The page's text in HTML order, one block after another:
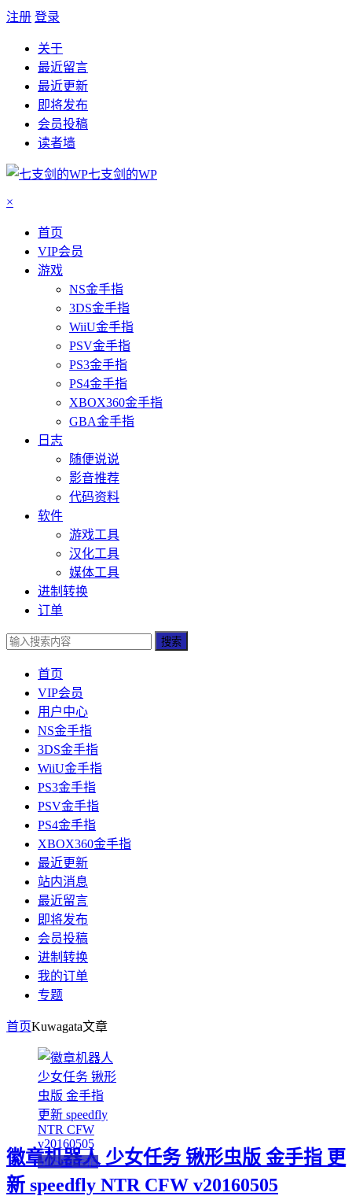
注册 登录
关于
最近留言
最近更新
即将发布
会员投稿
读者墙
七支剑的WP
×
首页
VIP会员
游戏
NS金手指
3DS金手指
WiiU金手指
PSV金手指
PS3金手指
PS4金手指
XBOX360金手指
GBA金手指
日志
随便说说
影音推荐
代码资料
软件
游戏工具
汉化工具
媒体工具
进制转换
订单
搜索
首页
VIP会员
用户中心
NS金手指
3DS金手指
WiiU金手指
PS3金手指
PSV金手指
PS4金手指
XBOX360金手指
最近更新
站内消息
最近留言
即将发布
会员投稿
进制转换
我的订单
专题
首页Kuwagata文章
3DS金手指
徽章机器人 少女任务 锹形虫版 金手指 更
新 speedfly NTR CFW v20160505